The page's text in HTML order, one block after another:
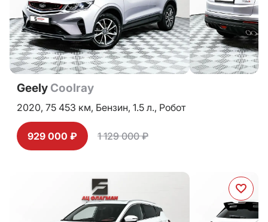
Geely Coolray
2020, 75 453 км, Бензин, 1.5 л., Робот
929 000 ₽ 1 129 000 ₽